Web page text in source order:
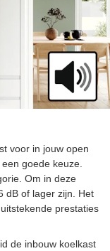
voor in jouw open
goede keuze.
Om in deze
dB of lager zijn. Het
prestaties
de inbouw koelkast